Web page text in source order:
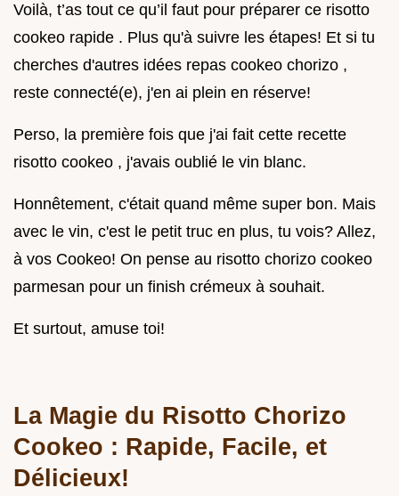
Voilà, t’as tout ce qu’il faut pour préparer ce risotto
cookeo rapide . Plus qu'à suivre les étapes! Et si tu
cherches d'autres idées repas cookeo chorizo ,
reste connecté(e), j'en ai plein en réserve!
Perso, la première fois que j'ai fait cette recette
risotto cookeo , j'avais oublié le vin blanc.
Honnêtement, c'était quand même super bon. Mais
avec le vin, c'est le petit truc en plus, tu vois? Allez,
à vos Cookeo! On pense au risotto chorizo cookeo
parmesan pour un finish crémeux à souhait.
Et surtout, amuse toi!
La Magie du Risotto Chorizo
Cookeo : Rapide, Facile, et
Délicieux!